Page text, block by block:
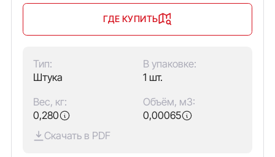
ГДЕ КУПИТЬ
Тип:
Штука
В упаковке:
1 шт.
Вес, кг:
0,280
Объём, м3:
0,00065
Скачать в PDF